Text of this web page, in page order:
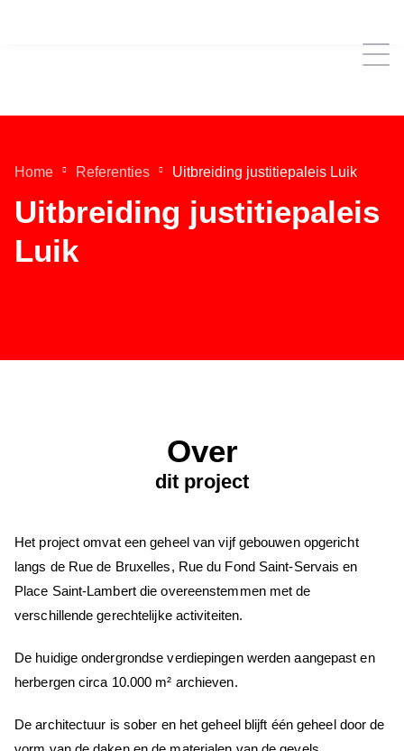
Home Referenties Uitbreiding justitiepaleis Luik
Uitbreiding justitiepaleis
Luik
Over
dit project
Het project omvat een geheel van vijf gebouwen opgericht
langs de Rue de Bruxelles, Rue du Fond Saint-Servais en
Place Saint-Lambert die overeenstemmen met de
verschillende gerechtelijke activiteiten.
De huidige ondergrondse verdiepingen werden aangepast en
herbergen circa 10.000 m² archieven.
De architectuur is sober en het geheel blijft één geheel door de